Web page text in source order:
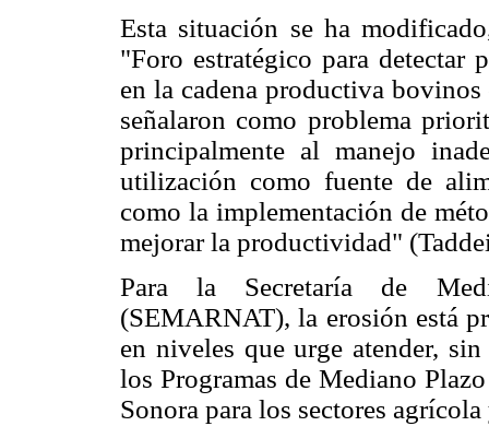
Esta situación se ha
"Foro estratégico para detectar
en la cadena productiva
señalaron como problema
principalmente al manejo
utilización como fuente de
como la implementación de
mejorar la productividad"
Para la Secretaría de
(SEMARNAT), la erosión está
en niveles que urge atender,
los Programas de Mediano
Sonora para los sectores